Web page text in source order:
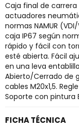
Caja final de
actuadores
normas NAMUR
caja IP67 según
rápido y fácil con
esté abierta. Fácil
en una leva
Abierto/Cerrado de
cables M20x1,5.
Soporte con pintura
FICHA TÉCNICA